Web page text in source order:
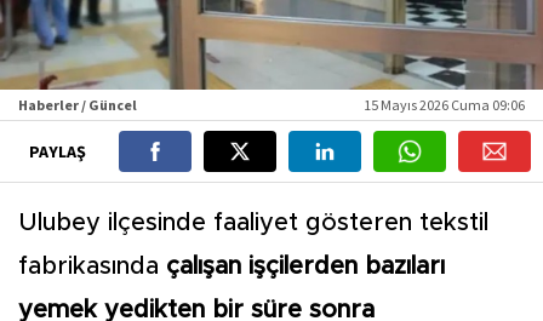
Haberler / Güncel 15 Mayıs 2026 Cuma 09:06
PAYLAŞ
Ulubey ilçesinde faaliyet gösteren tekstil
fabrikasında çalışan işçilerden bazıları
yemek yedikten bir süre sonra